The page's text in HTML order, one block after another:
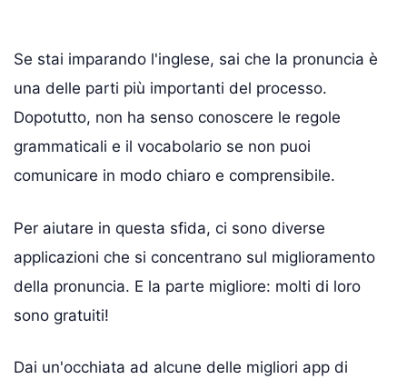
Se stai imparando l'inglese, sai che la pronuncia è
una delle parti più importanti del processo.
Dopotutto, non ha senso conoscere le regole
grammaticali e il vocabolario se non puoi
comunicare in modo chiaro e comprensibile.
Per aiutare in questa sfida, ci sono diverse
applicazioni che si concentrano sul miglioramento
della pronuncia. E la parte migliore: molti di loro
sono gratuiti!
Dai un'occhiata ad alcune delle migliori app di